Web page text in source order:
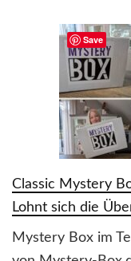
Classic Mystery
Lohnt sich die
Mystery Box im
Save